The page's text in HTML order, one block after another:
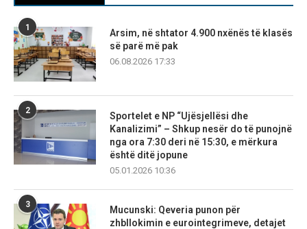
1
Arsim, në shtator 4.900 nxënës të klasës
së parë më pak
06.08.2026 17:33
2
Sportelet e NP “Ujësjellësi dhe
Kanalizimi” – Shkup nesër do të punojnë
nga ora 7:30 deri në 15:30, e mërkura
është ditë jopune
05.01.2026 10:36
3
Mucunski: Qeveria punon për
zhbllokimin e eurointegrimeve, detajet